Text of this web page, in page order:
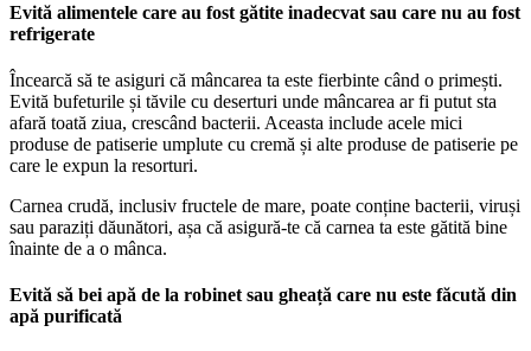
Evită alimentele care au fost gătite inadecvat sau care nu au fost
refrigerate
Încearcă să te asiguri că mâncarea ta este fierbinte când o primești.
Evită bufeturile și tăvile cu deserturi unde mâncarea ar fi putut sta
afară toată ziua, crescând bacterii. Aceasta include acele mici
produse de patiserie umplute cu cremă și alte produse de patiserie pe
care le expun la resorturi.
Carnea crudă, inclusiv fructele de mare, poate conține bacterii, viruși
sau paraziți dăunători, așa că asigură-te că carnea ta este gătită bine
înainte de a o mânca.
Evită să bei apă de la robinet sau gheață care nu este făcută din
apă purificată